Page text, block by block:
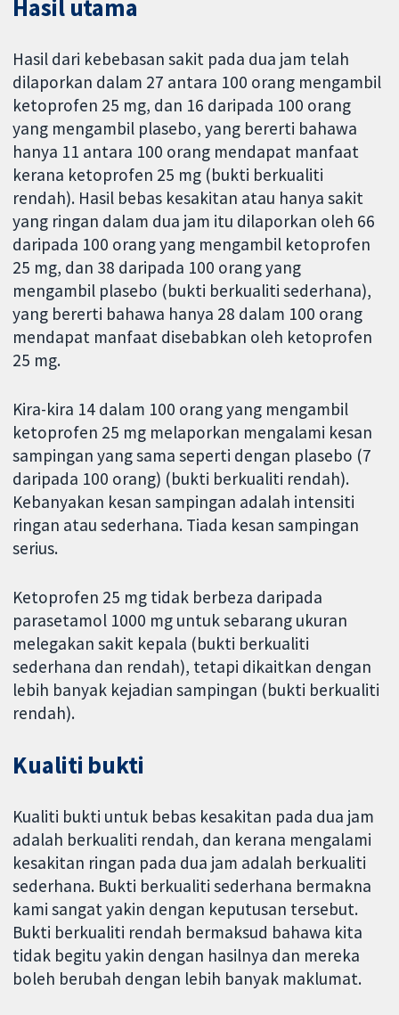
Hasil utama
Hasil dari kebebasan sakit pada dua jam telah
dilaporkan dalam 27 antara 100 orang mengambil
ketoprofen 25 mg, dan 16 daripada 100 orang
yang mengambil plasebo, yang bererti bahawa
hanya 11 antara 100 orang mendapat manfaat
kerana ketoprofen 25 mg (bukti berkualiti
rendah). Hasil bebas kesakitan atau hanya sakit
yang ringan dalam dua jam itu dilaporkan oleh 66
daripada 100 orang yang mengambil ketoprofen
25 mg, dan 38 daripada 100 orang yang
mengambil plasebo (bukti berkualiti sederhana),
yang bererti bahawa hanya 28 dalam 100 orang
mendapat manfaat disebabkan oleh ketoprofen
25 mg.
Kira-kira 14 dalam 100 orang yang mengambil
ketoprofen 25 mg melaporkan mengalami kesan
sampingan yang sama seperti dengan plasebo (7
daripada 100 orang) (bukti berkualiti rendah).
Kebanyakan kesan sampingan adalah intensiti
ringan atau sederhana. Tiada kesan sampingan
serius.
Ketoprofen 25 mg tidak berbeza daripada
parasetamol 1000 mg untuk sebarang ukuran
melegakan sakit kepala (bukti berkualiti
sederhana dan rendah), tetapi dikaitkan dengan
lebih banyak kejadian sampingan (bukti berkualiti
rendah).
Kualiti bukti
Kualiti bukti untuk bebas kesakitan pada dua jam
adalah berkualiti rendah, dan kerana mengalami
kesakitan ringan pada dua jam adalah berkualiti
sederhana. Bukti berkualiti sederhana bermakna
kami sangat yakin dengan keputusan tersebut.
Bukti berkualiti rendah bermaksud bahawa kita
tidak begitu yakin dengan hasilnya dan mereka
boleh berubah dengan lebih banyak maklumat.